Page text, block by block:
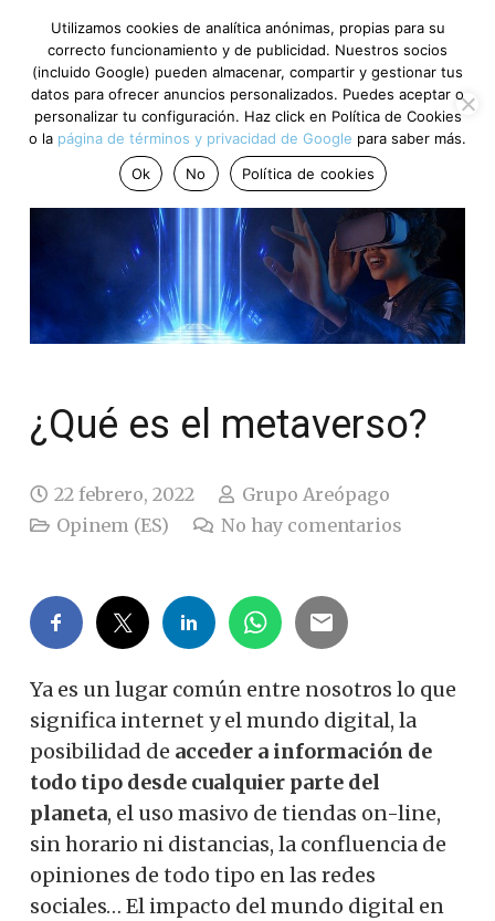
¿Qué es el metaverso?
22 febrero, 2022
Grupo Areópago
Opinem (ES)
No hay comentarios
Ya es un lugar común entre nosotros lo que
significa internet y el mundo digital, la
posibilidad de acceder a información de
todo tipo desde cualquier parte del
planeta, el uso masivo de tiendas on-line,
sin horario ni distancias, la confluencia de
opiniones de todo tipo en las redes
sociales… El impacto del mundo digital en
Utilizamos cookies de analítica anónimas, propias para su
correcto funcionamiento y de publicidad. Nuestros socios
(incluido Google) pueden almacenar, compartir y gestionar tus
datos para ofrecer anuncios personalizados. Puedes aceptar o
personalizar tu configuración. Haz click en Política de Cookies
o la página de términos y privacidad de Google para saber más.
Ok
No Política de cookies